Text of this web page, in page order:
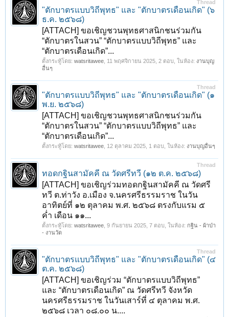
Thread
"ตักบาตรแบบวิถีพุทธ" และ "ตักบาตรเดือนเกิด" (๖
ธ.ค. ๒๕๖๘)
[ATTACH] ขอเชิญชวนพุทธศาสนิกชนร่วมกัน
“ตักบาตรในสวน” “ตักบาตรแบบวิถีพุทธ” และ
“ตักบาตรเดือนเกิด”...
ตั้งกระทู้โดย: watsritawee 11 พฤศจิกายน 2025 , 2 ตอบ, ในห้อง: งานบุญ
อื่นๆ
Thread
"ตักบาตรแบบวิถีพุทธ" และ "ตักบาตรเดือนเกิด" (๑
พ.ย. ๒๕๖๘)
[ATTACH] ขอเชิญชวนพุทธศาสนิกชนร่วมกัน
“ตักบาตรในสวน” “ตักบาตรแบบวิถีพุทธ” และ
“ตักบาตรเดือนเกิด”...
ตั้งกระทู้โดย: watsritawee 12 ตุลาคม 2025 , 1 ตอบ, ในห้อง: งานบุญอื่นๆ
Thread
ทอดกฐินสามัคคี ณ วัดศรีทวี (๑๒ ต.ค. ๒๕๖๘)
[ATTACH] ขอเชิญร่วมทอดกฐินสามัคคี ณ วัดศรี
ทวี ต.ท่าวัง อ.เมือง จ.นครศรีธรรมราช ในวัน
อาทิตย์ที่ ๑๒ ตุลาคม พ.ศ. ๒๕๖๘ ตรงกับแรม ๕
ค่ำ เดือน ๑๑...
ตั้งกระทู้โดย: watsritawee 9 กันยายน 2025 , 7 ตอบ, ในห้อง: กฐิน - ผ้าป่า
- งานวัด
Thread
"ตักบาตรแบบวิถีพุทธ" และ "ตักบาตรเดือนเกิด" (๔
ต.ค. ๒๕๖๘)
[ATTACH] ขอเชิญร่วม “ตักบาตรแบบวิถีพุทธ”
และ “ตักบาตรเดือนเกิด” ณ วัดศรีทวี จังหวัด
นครศรีธรรมราช ในวันเสาร์ที่ ๔ ตุลาคม พ.ศ.
๒๕๖๘ เวลา ๐๘.๐๐ น....